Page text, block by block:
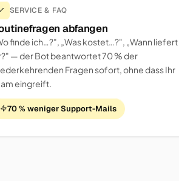
SERVICE & FAQ
abfangen
finde ich…?", „Was kostet…?", „Wann liefert
— der Bot beantwortet 70 % der
Fragen sofort, ohne dass Ihr
eingreift.
70 % weniger Support-Mails